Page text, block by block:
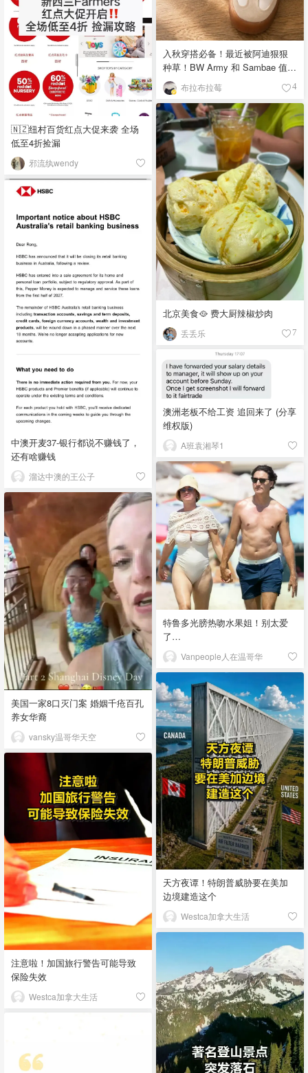
入秋穿搭必备！最近被阿迪狠狠
种草！BW Army 和 Sambae 值得
拥有！布拉布拉莓 4
🇳🇿纽村百货红点大促来袭 全场
低至4折捡漏
邪流纨wendy
北京美食🥘 费大厨辣椒炒肉
丢丢乐 7
中澳开麦37-银行都说不赚钱了，
还有啥赚钱
溜达中澳的王公子
澳洲老板不给工资 追回来了 (分享
维权版)
A班袁湘琴1
特鲁多光膀热吻水果姐！别太爱
了…
Vanpeople人在温哥华
美国一家8口灭门案 婚姻千疮百孔
养女华裔
vansky温哥华天空
天方夜谭！特朗普威胁要在美加
边境建造这个
Westca加拿大生活
注意啦！加国旅行警告可能导致
保险失效
Westca加拿大生活